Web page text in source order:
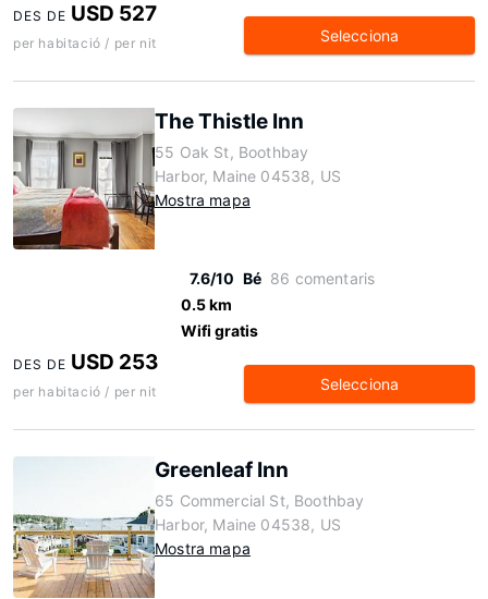
DES DE USD 527
per habitació / per nit Selecciona
The Thistle Inn
55 Oak St, Boothbay
Harbor, Maine 04538, US
Mostra mapa
7.6/10 Bé 86 comentaris
0.5 km
Wifi gratis
DES DE USD 253
per habitació / per nit Selecciona
Greenleaf Inn
65 Commercial St, Boothbay
Harbor, Maine 04538, US
Mostra mapa